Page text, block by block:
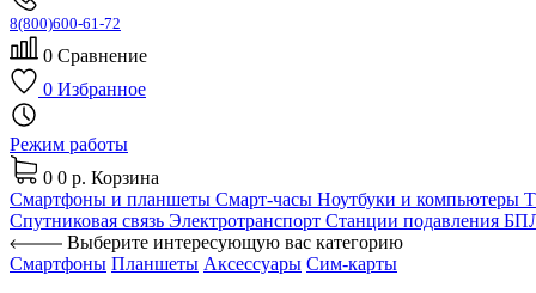
8(800)600-61-72
0 Сравнение
0 Избранное
Режим работы
0 0 р. Корзина
Смартфоны и планшеты Смарт-часы Ноутбуки и компьютеры
Спутниковая связь Электротранспорт Станции подавления
Выберите интересующую вас категорию
Смартфоны Планшеты Аксессуары Сим-карты